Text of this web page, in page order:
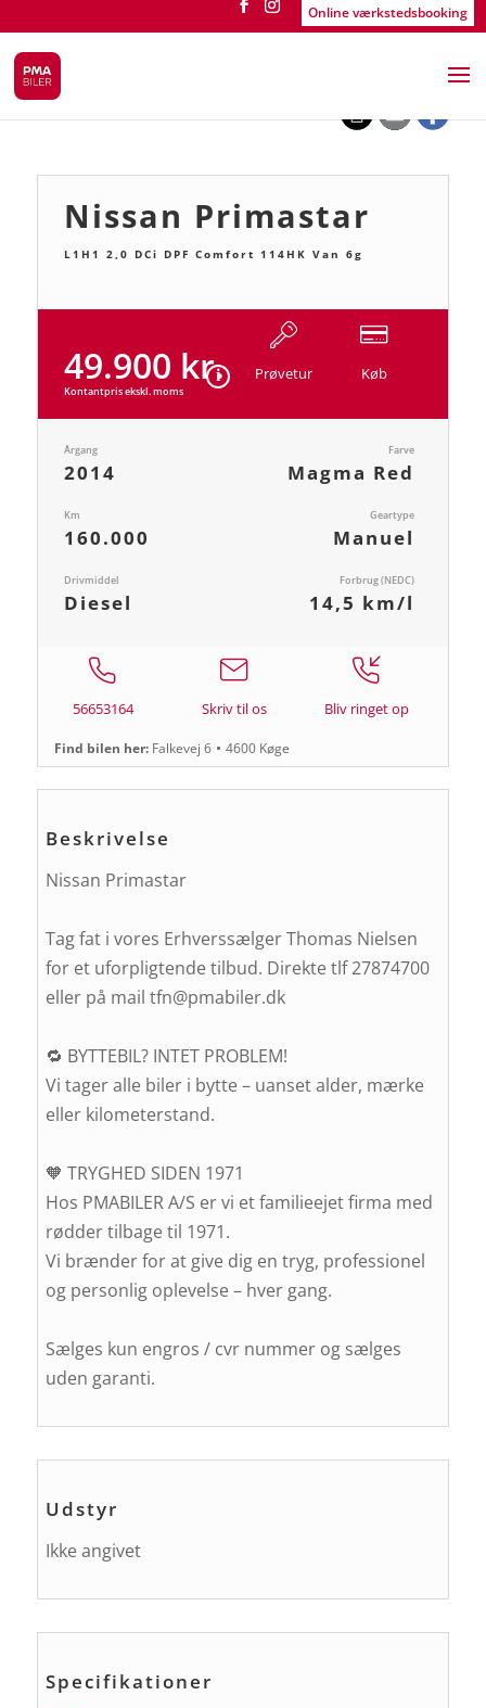
Online værkstedsbooking
Nissan Primastar
L1H1 2,0 DCi DPF Comfort 114HK Van 6g
49.900 kr.
Kontantpris ekskl. moms
Prøvetur Køb
Årgang
2014
Farve
Magma Red
Km
160.000
Geartype
Manuel
Drivmiddel
Diesel
Forbrug (NEDC)
14,5 km/l
56653164 Skriv til os Bliv ringet op
Find bilen her: Falkevej 6 4600 Køge
Beskrivelse
Nissan Primastar
Tag fat i vores Erhverssælger Thomas Nielsen
for et uforpligtende tilbud. Direkte tlf 27874700
eller på mail tfn@pmabiler.dk
🔁 BYTTEBIL? INTET PROBLEM!
Vi tager alle biler i bytte – uanset alder, mærke
eller kilometerstand.
🧡 TRYGHED SIDEN 1971
Hos PMABILER A/S er vi et familieejet firma med
rødder tilbage til 1971.
Vi brænder for at give dig en tryg, professionel
og personlig oplevelse – hver gang.
Sælges kun engros / cvr nummer og sælges
uden garanti.
Udstyr
Ikke angivet
Specifikationer